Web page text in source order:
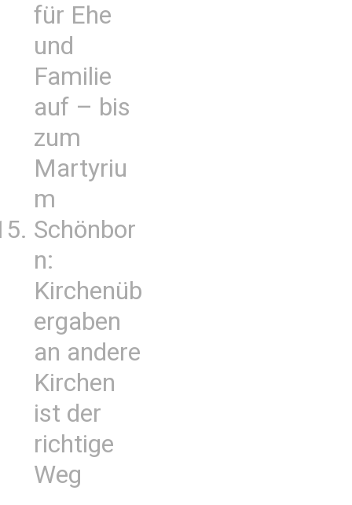
für Ehe
und
Familie
auf – bis
zum
Martyriu
m
Schönbor
n:
Kirchenüb
ergaben
an andere
Kirchen
ist der
richtige
Weg